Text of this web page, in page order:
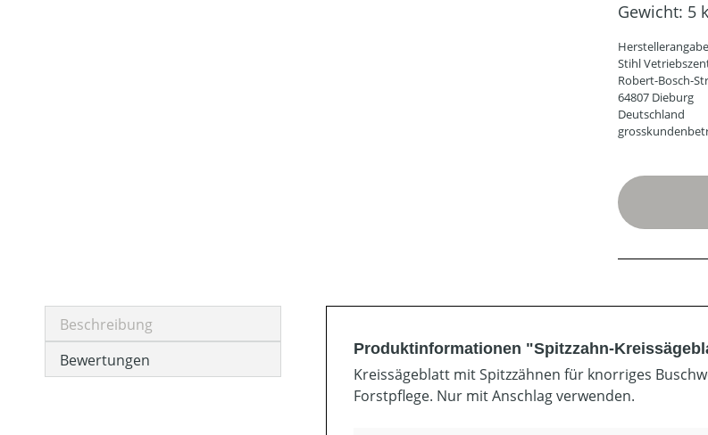
Gewicht: 5
Stihl
Robert-Bosch-
64807 Dieburg
Deutschland
Beschreibung
Bewertungen
Produktinformationen "Spitzzahn-
Kreissägeblatt mit Spitzzähnen für knorriges
Forstpflege. Nur mit Anschlag verwenden.